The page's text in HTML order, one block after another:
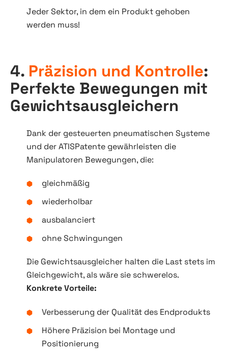
Jeder Sektor, in dem ein Produkt gehoben
werden muss!
4. Präzision und Kontrolle:
Perfekte Bewegungen mit
Gewichtsausgleichern
Dank der gesteuerten pneumatischen Systeme
und der ATISPatente gewährleisten die
Manipulatoren Bewegungen, die:
gleichmäßig
wiederholbar
ausbalanciert
ohne Schwingungen
Die Gewichtsausgleicher halten die Last stets im
Gleichgewicht, als wäre sie schwerelos.
Konkrete Vorteile:
Verbesserung der Qualität des Endprodukts
Höhere Präzision bei Montage und
Positionierung